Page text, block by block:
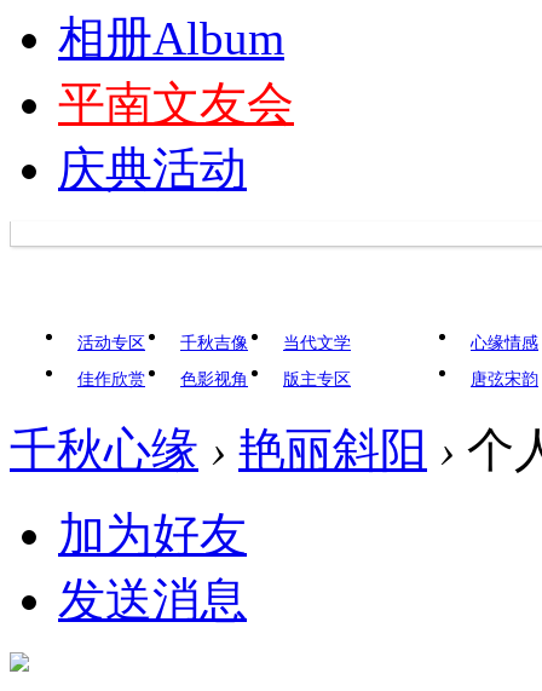
相册Album
平南文友会
庆典活动
活动专区 千秋吉像
当代文学
佳作欣赏
色影视角 版主专区
心缘情感
唐弦宋韵
千秋心缘 › 艳丽斜阳 › 个
加为好友
发送消息